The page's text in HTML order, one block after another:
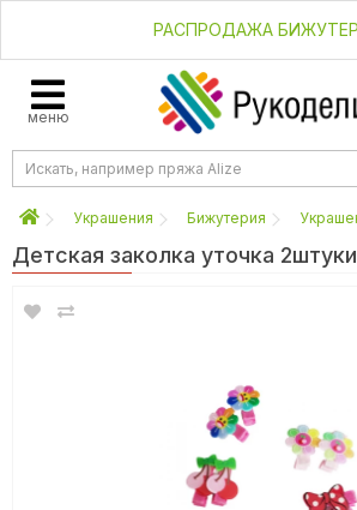
РАСПРОДАЖА
меню
Украшения Бижутерия
Детская заколка уточка 2штуки